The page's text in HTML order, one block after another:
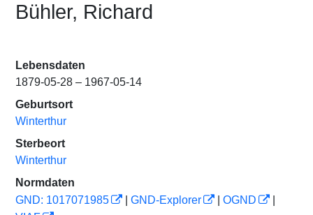
Bühler, Richard
Lebensdaten
1879-05-28 – 1967-05-14
Geburtsort
Winterthur
Sterbeort
Winterthur
Normdaten
GND: 1017071985
GND-Explorer OGND